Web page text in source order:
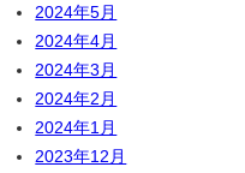
2024年5月
2024年4月
2024年3月
2024年2月
2024年1月
2023年12月